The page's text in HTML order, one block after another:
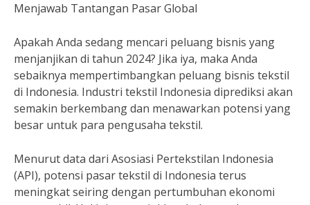
Menjawab Tantangan Pasar Global
Apakah Anda sedang mencari peluang bisnis yang
menjanjikan di tahun 2024? Jika iya, maka Anda
sebaiknya mempertimbangkan peluang bisnis tekstil
di Indonesia. Industri tekstil Indonesia diprediksi akan
semakin berkembang dan menawarkan potensi yang
besar untuk para pengusaha tekstil.
Menurut data dari Asosiasi Pertekstilan Indonesia
(API), potensi pasar tekstil di Indonesia terus
meningkat seiring dengan pertumbuhan ekonomi